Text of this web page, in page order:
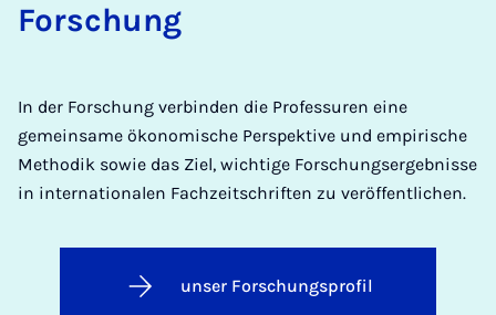
Forschung
In der Forschung verbinden die Professuren eine
gemeinsame ökonomische Perspektive und empirische
Methodik sowie das Ziel, wichtige Forschungsergebnisse
in internationalen Fachzeitschriften zu veröffentlichen.
unser Forschungsprofil